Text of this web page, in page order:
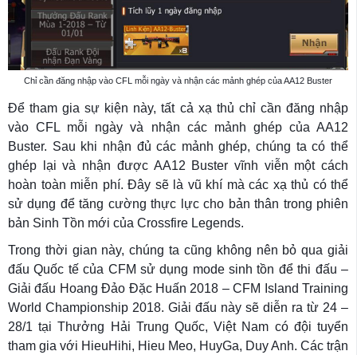
Chỉ cần đăng nhập vào CFL mỗi ngày và nhận các mảnh ghép của AA12 Buster
Để tham gia sự kiện này, tất cả xạ thủ chỉ cần đăng nhập
vào CFL mỗi ngày và nhận các mảnh ghép của AA12
Buster. Sau khi nhận đủ các mảnh ghép, chúng ta có thể
ghép lại và nhận được AA12 Buster vĩnh viễn một cách
hoàn toàn miễn phí. Đây sẽ là vũ khí mà các xạ thủ có thể
sử dụng để tăng cường thực lực cho bản thân trong phiên
bản Sinh Tồn mới của Crossfire Legends.
Trong thời gian này, chúng ta cũng không nên bỏ qua giải
đấu Quốc tế của CFM sử dụng mode sinh tồn để thi đấu –
Giải đấu Hoang Đảo Đặc Huấn 2018 – CFM Island Training
World Championship 2018. Giải đấu này sẽ diễn ra từ 24 –
28/1 tại Thưởng Hải Trung Quốc, Việt Nam có đội tuyển
tham gia với HieuHihi, Hieu Meo, HuyGa, Duy Anh. Các trận